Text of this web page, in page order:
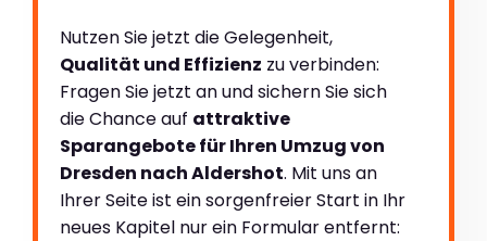
Nutzen Sie jetzt die Gelegenheit,
Qualität und Effizienz zu verbinden:
Fragen Sie jetzt an und sichern Sie sich
die Chance auf attraktive
Sparangebote für Ihren Umzug von
Dresden nach Aldershot. Mit uns an
Ihrer Seite ist ein sorgenfreier Start in Ihr
neues Kapitel nur ein Formular entfernt: